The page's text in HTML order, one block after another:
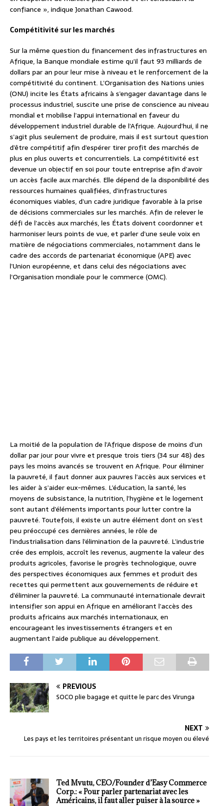
confiance », indique Jonathan Cawood.
Compétitivité sur les marchés
Sur la même question du financement des infrastructures en
Afrique, la Banque mondiale estime qu’il faut 93 milliards de
dollars par an pour leur mise à niveau et le renforcement de la
compétitivité du continent. L’Organisation des Nations unies
(ONU) incite les États africains à s’engager davantage dans le
processus industriel, suscite une prise de conscience au niveau
mondial et mobilise l’appui international en faveur du
développement industriel durable de l’Afrique. Aujourd’hui, il ne
s’agit plus seulement de produire, mais il est surtout question
d’être compétitif afin d’espérer tirer profit des marchés de
plus en plus ouverts et concurrentiels. La compétitivité est
devenue un objectif en soi pour toute entreprise afin d’avoir
un accès facile aux marchés. Elle dépend de la disponibilité des
ressources humaines qualifiées, d’infrastructures
économiques viables, d’un cadre juridique favorable à la prise
de décisions commerciales sur les marchés. Afin de relever le
défi de l’accès aux marchés, les États doivent coordonner et
harmoniser leurs points de vue, et parler d’une seule voix en
matière de négociations commerciales, notamment dans le
cadre des accords de partenariat économique (APE) avec
l’Union européenne, et dans celui des négociations avec
l’Organisation mondiale pour le commerce (OMC).
La moitié de la population de l’Afrique dispose de moins d’un
dollar par jour pour vivre et presque trois tiers (34 sur 48) des
pays les moins avancés se trouvent en Afrique. Pour éliminer
la pauvreté, il faut donner aux pauvres l’accès aux services et
les aider à s’aider eux-mêmes. L’éducation, la santé, les
moyens de subsistance, la nutrition, l’hygiène et le logement
sont autant d’éléments importants pour lutter contre la
pauvreté. Toutefois, il existe un autre élément dont on s’est
peu préoccupé ces dernières années, le rôle de
l’industrialisation dans l’élimination de la pauvreté. L’industrie
crée des emplois, accroît les revenus, augmente la valeur des
produits agricoles, favorise le progrès technologique, ouvre
des perspectives économiques aux femmes et produit des
recettes qui permettent aux gouvernements de réduire et
d’éliminer la pauvreté. La communauté internationale devrait
intensifier son appui en Afrique en améliorant l’accès des
produits africains aux marchés internationaux, en
encourageant les investissements étrangers et en
augmentant l’aide publique au développement.
PREVIOUS
SOCO plie bagage et quitte le parc des Virunga
NEXT
Les pays et les territoires présentant un risque moyen ou élevé
Ted Mvutu, CEO/Founder d’Easy Commerce
Corp.: « Pour parler partenariat avec les
Américains, il faut aller puiser à la source »